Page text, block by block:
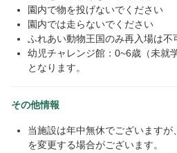
園内で物を投げないでください
園内では走らないでください
ふれあい動物王国のみ再入場は不
幼児チャレンジ館：0~6歳（未就
となります。
その他情報
当施設は年中無休でございます
を変更する場合がございます。